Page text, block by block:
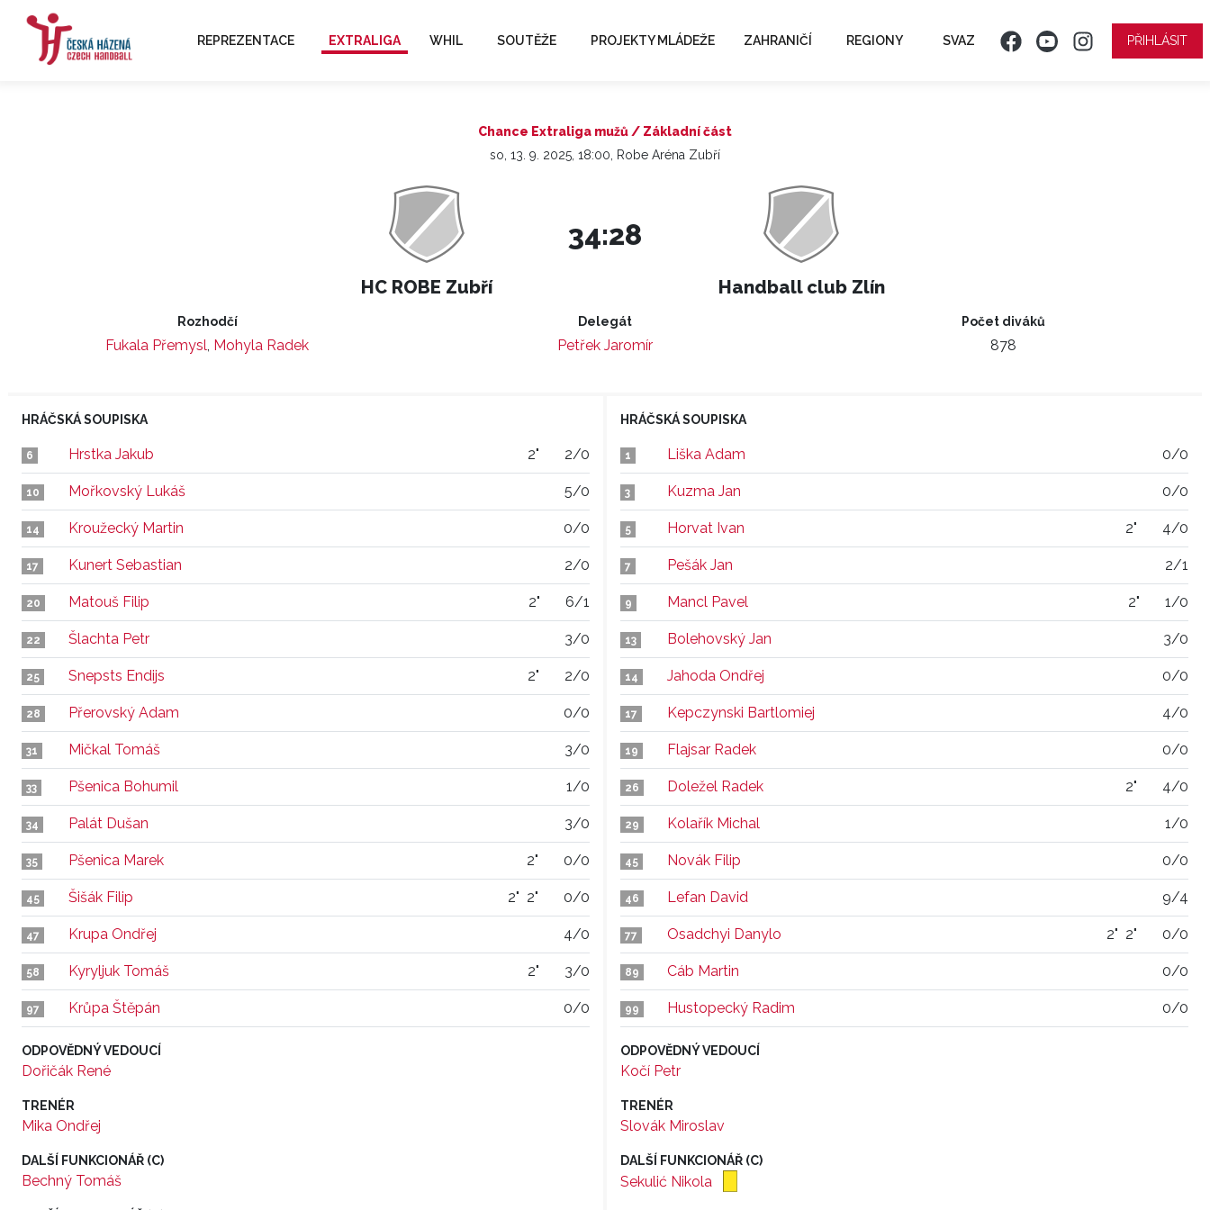
REPREZENTACE EXTRALIGA WHIL SOUTĚŽE PROJEKTY MLÁDEŽE ZAHRANIČÍ REGIONY SVAZ PŘIHLÁSIT
Chance Extraliga mužů / Základní část
so, 13. 9. 2025, 18:00, Robe Aréna Zubří
HC ROBE Zubří
34:28
Handball club Zlín
Rozhodčí
Fukala Přemysl, Mohyla Radek
Delegát
Petřek Jaromír
Počet diváků
878
HRÁČSKÁ SOUPISKA
6 Hrstka Jakub 2" 2/0
10 Mořkovský Lukáš 5/0
14 Kroužecký Martin 0/0
17 Kunert Sebastian 2/0
20 Matouš Filip 2" 6/1
22 Šlachta Petr 3/0
25 Snepsts Endijs 2" 2/0
28 Přerovský Adam 0/0
31 Mičkal Tomáš 3/0
33 Pšenica Bohumil 1/0
34 Palát Dušan 3/0
35 Pšenica Marek 2" 0/0
45 Šišák Filip 2" 2" 0/0
47 Krupa Ondřej 4/0
58 Kyryljuk Tomáš 2" 3/0
97 Krůpa Štěpán 0/0
ODPOVĚDNÝ VEDOUCÍ
Dořičák René
TRENÉR
Mika Ondřej
DALŠÍ FUNKCIONÁŘ (C)
Bechný Tomáš
HRÁČSKÁ SOUPISKA
1 Liška Adam 0/0
3 Kuzma Jan 0/0
5 Horvat Ivan 2" 4/0
7 Pešák Jan 2/1
9 Mancl Pavel 2" 1/0
13 Bolehovský Jan 3/0
14 Jahoda Ondřej 0/0
17 Kepczynski Bartlomiej 4/0
19 Flajsar Radek 0/0
26 Doležel Radek 2" 4/0
29 Kolařík Michal 1/0
45 Novák Filip 0/0
46 Lefan David 9/4
77 Osadchyi Danylo 2" 2" 0/0
89 Cáb Martin 0/0
99 Hustopecký Radim 0/0
ODPOVĚDNÝ VEDOUCÍ
Kočí Petr
TRENÉR
Slovák Miroslav
DALŠÍ FUNKCIONÁŘ (C)
Sekulić Nikola